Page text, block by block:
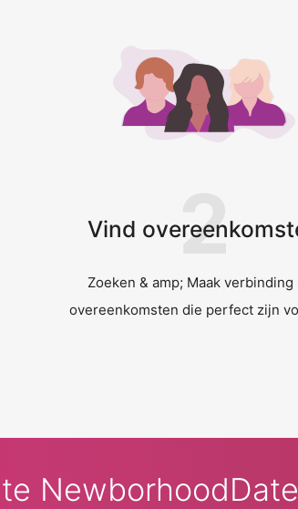
Vind 2
Zoeken & amp; Maak verbinding
overeenkomsten die perfect zijn